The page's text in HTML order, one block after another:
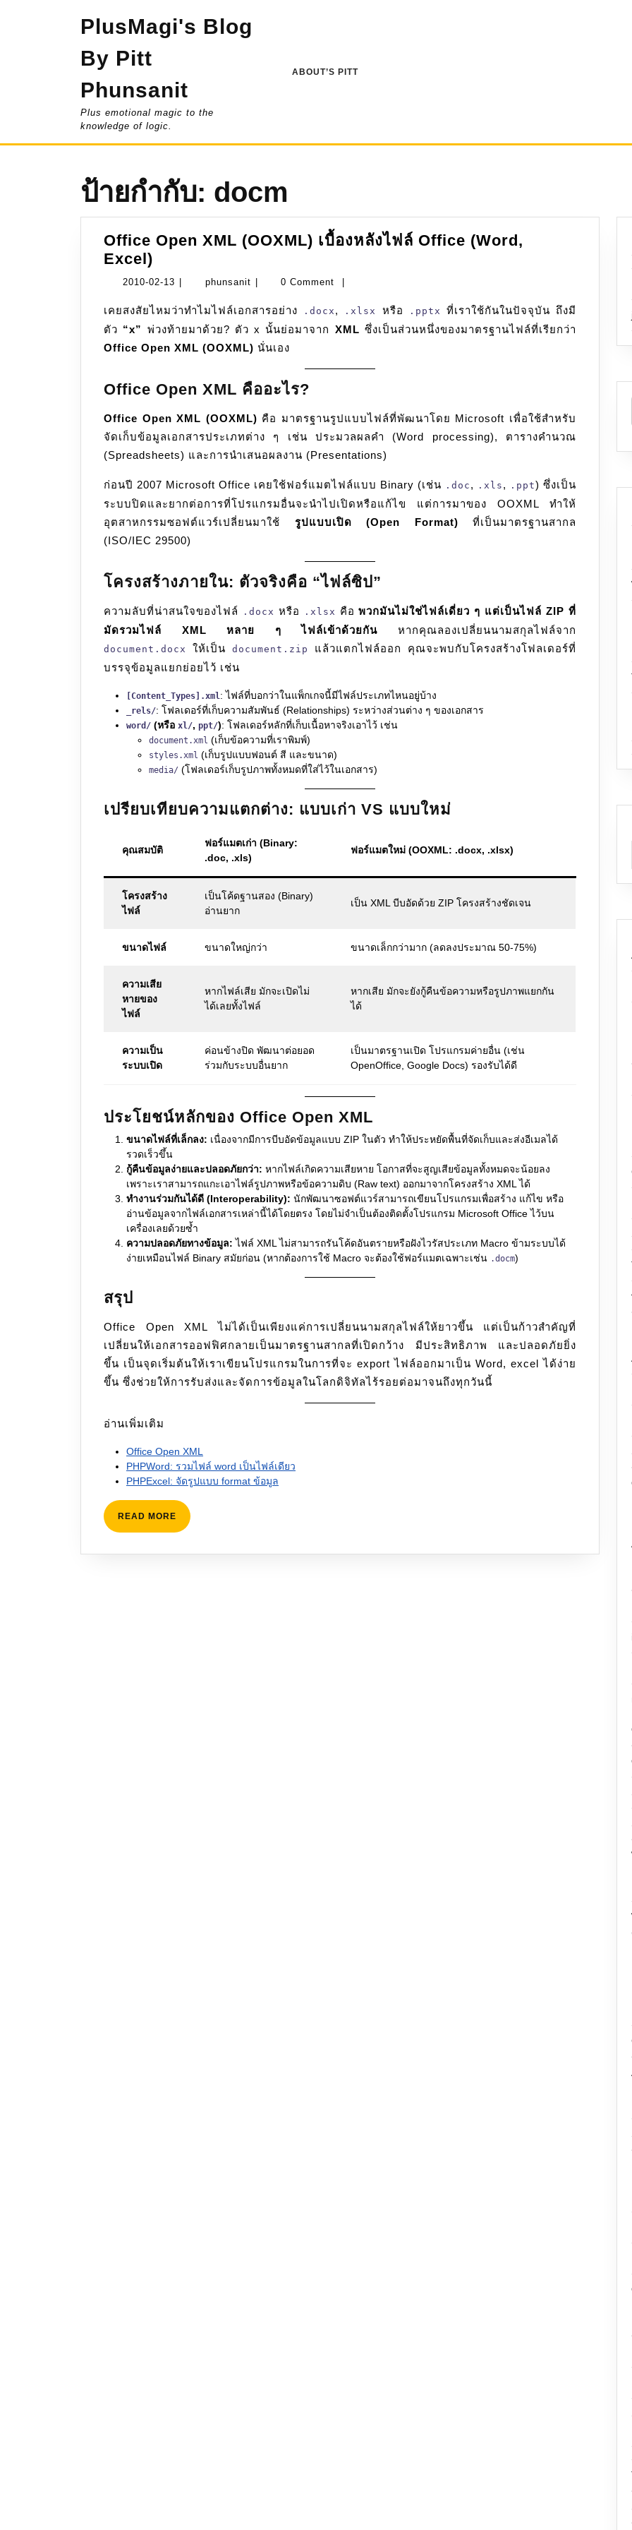
PlusMagi's Blog
By Pitt
Phunsanit
Plus emotional magic to the
knowledge of logic.
ABOUT’S PITT
ป้ายกำกับ: docm
Office Open XML (OOXML) เบื้องหลังไฟล์ Office (Word,
Excel)
Open
(OOXML)
เบื้อง
หลัง
Office
Excel)
2010-02-13 2010-
13
phunsanit phunsanit0 Comment
เคยสงสัยไหมว่าทำไมไฟล์เอกสารอย่าง .docx , .xlsx หรือ .pptx
ที่เราใช้กันในปัจจุบัน ถึงมี
ตัว “x” พ่วงท้ายมาด้วย? ตัว x นั้นย่อมาจาก XML ซึ่งเป็นส่วนหนึ่งของมาตรฐานไฟล์ที่เรียกว่า
Office Open XML (OOXML) นั่นเอง
Office Open XML คืออะไร?
Office Open XML (OOXML) คือ มาตรฐานรูปแบบไฟล์ที่พัฒนาโดย Microsoft เพื่อใช้สำหรับ
จัดเก็บข้อมูลเอกสารประเภทต่าง ๆ เช่น ประมวลผลคำ (Word processing), ตารางคำนวณ
(Spreadsheets) และการนำเสนอผลงาน (Presentations)
ก่อนปี 2007 Microsoft Office เคยใช้ฟอร์แมตไฟล์แบบ Binary (เช่น .doc , .xls , .ppt) ซึ่งเป็น
ระบบปิดและยากต่อการที่โปรแกรมอื่นจะนำไปเปิดหรือแก้ไข แต่การมาของ OOXML ทำให้
อุตสาหกรรมซอฟต์แวร์เปลี่ยนมาใช้ รูปแบบเปิด (Open Format) ที่เป็นมาตรฐานสากล
(ISO/IEC 29500)
โครงสร้างภายใน: ตัวจริงคือ “ไฟล์ซิป”
ความลับที่น่าสนใจของไฟล์ .docx หรือ .xlsx คือพวกมันไม่ใช่ไฟล์เดี่ยว ๆ แต่เป็นไฟล์ ZIP ที่
มัดรวมไฟล์ XML หลาย ๆ ไฟล์เข้าด้วยกัน หากคุณลองเปลี่ยนนามสกุลไฟล์จาก
document.docx ให้เป็น document.zip
แล้วแตกไฟล์ออก คุณจะพบกับโครงสร้างโฟลเดอร์ที่
บรรจุข้อมูลแยกย่อยไว้ เช่น
[Content_Types].xml: ไฟล์ที่บอกว่าในแพ็กเกจนี้มีไฟล์ประเภทไหนอยู่บ้าง
_rels/: โฟลเดอร์ที่เก็บความสัมพันธ์ (Relationships) ระหว่างส่วนต่าง ๆ ของเอกสาร
word/ (หรือ xl/, ppt/): โฟลเดอร์หลักที่เก็บเนื้อหาจริงเอาไว้ เช่น
document.xml (เก็บข้อความที่เราพิมพ์)
styles.xml (เก็บรูปแบบฟอนต์ สี และขนาด)
media/ (โฟลเดอร์เก็บรูปภาพทั้งหมดที่ใส่ไว้ในเอกสาร)
เปรียบเทียบความแตกต่าง: แบบเก่า VS แบบใหม่
คุณสมบัติ
ฟอร์แมตเก่า (Binary:
.doc, .xls)
ฟอร์แมตใหม่ (OOXML: .docx, .xlsx)
โครงสร้าง
ไฟล์
เป็นโค้ดฐานสอง (Binary)
อ่านยาก
เป็น XML บีบอัดด้วย ZIP โครงสร้างชัดเจน
ขนาดไฟล์ ขนาดใหญ่กว่า ขนาดเล็กกว่ามาก (ลดลงประมาณ 50-75%)
ความเสีย
หายของ
ไฟล์
หากไฟล์เสีย มักจะเปิดไม่
ได้เลยทั้งไฟล์
หากเสีย มักจะยังกู้คืนข้อความหรือรูปภาพแยกกัน
ได้
ความเป็น
ระบบเปิด
ค่อนข้างปิด พัฒนาต่อยอด
ร่วมกับระบบอื่นยาก
เป็นมาตรฐานเปิด โปรแกรมค่ายอื่น (เช่น
OpenOffice, Google Docs) รองรับได้ดี
ประโยชน์หลักของ Office Open XML
ขนาดไฟล์ที่เล็กลง: เนื่องจากมีการบีบอัดข้อมูลแบบ ZIP ในตัว ทำให้ประหยัดพื้นที่จัดเก็บและส่งอีเมลได้
รวดเร็วขึ้น
กู้คืนข้อมูลง่ายและปลอดภัยกว่า: หากไฟล์เกิดความเสียหาย โอกาสที่จะสูญเสียข้อมูลทั้งหมดจะน้อยลง
เพราะเราสามารถแกะเอาไฟล์รูปภาพหรือข้อความดิบ (Raw text) ออกมาจากโครงสร้าง XML ได้
ทำงานร่วมกันได้ดี (Interoperability): นักพัฒนาซอฟต์แวร์สามารถเขียนโปรแกรมเพื่อสร้าง แก้ไข หรือ
อ่านข้อมูลจากไฟล์เอกสารเหล่านี้ได้โดยตรง โดยไม่จำเป็นต้องติดตั้งโปรแกรม Microsoft Office ไว้บน
เครื่องเลยด้วยซ้ำ
ความปลอดภัยทางข้อมูล: ไฟล์ XML ไม่สามารถรันโค้ดอันตรายหรือฝังไวรัสประเภท Macro ข้ามระบบได้
ง่ายเหมือนไฟล์ Binary สมัยก่อน (หากต้องการใช้ Macro จะต้องใช้ฟอร์แมตเฉพาะเช่น .docm)
สรุป
Office Open XML ไม่ได้เป็นเพียงแค่การเปลี่ยนนามสกุลไฟล์ให้ยาวขึ้น แต่เป็นก้าวสำคัญที่
เปลี่ยนให้เอกสารออฟฟิศกลายเป็นมาตรฐานสากลที่เปิดกว้าง มีประสิทธิภาพ และปลอดภัยยิ่ง
ขึ้น เป็นจุดเริ่มต้นให้เราเขียนโปรแกรมในการที่จะ export ไฟล์ออกมาเป็น Word, excel ได้ง่าย
ขึ้น ซึ่งช่วยให้การรับส่งและจัดการข้อมูลในโลกดิจิทัลไร้รอยต่อมาจนถึงทุกวันนี้
อ่านเพิ่มเติม
Office Open XML
PHPWord: รวมไฟล์ word เป็นไฟล์เดียว
PHPExcel: จัดรูปแบบ format ข้อมูล
READ MORE READ
MORE